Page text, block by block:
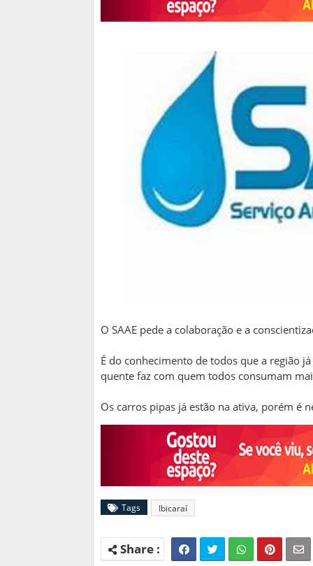
O SAAE pede a colaboração e a
É do conhecimento de todos que a região
quente faz com quem todos consumam
Os carros pipas já estão na ativa, porém é
Tags Ibicaraí